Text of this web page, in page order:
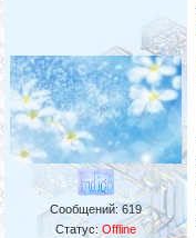
Сообщений:619
Статус:Offline